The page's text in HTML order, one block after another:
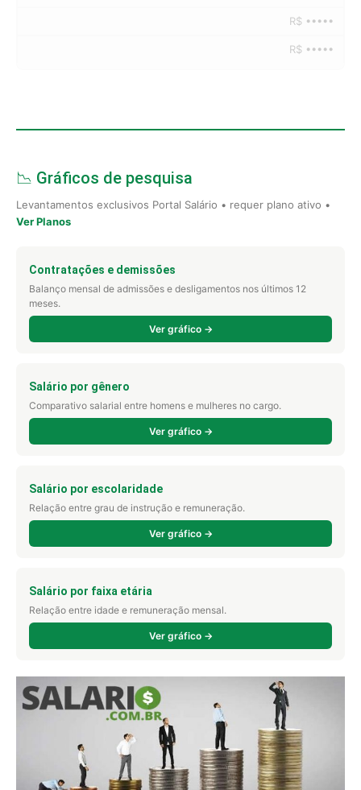
R$ •••••
R$ •••••
📉 Gráficos de pesquisa
Levantamentos exclusivos Portal Salário • requer plano ativo •
Ver Planos
Contratações e demissões
Balanço mensal de admissões e desligamentos nos últimos 12
meses.
Ver gráfico →
Salário por gênero
Comparativo salarial entre homens e mulheres no cargo.
Ver gráfico →
Salário por escolaridade
Relação entre grau de instrução e remuneração.
Ver gráfico →
Salário por faixa etária
Relação entre idade e remuneração mensal.
Ver gráfico →